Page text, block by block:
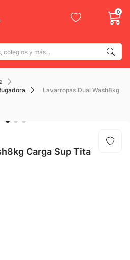
0
colegios y más...
Lavarropas Dual Wash8kg
Carga Sup Tita